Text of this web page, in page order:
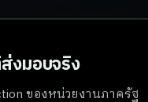
งมอบจริง
ของหน่วยงานภาครัฐ